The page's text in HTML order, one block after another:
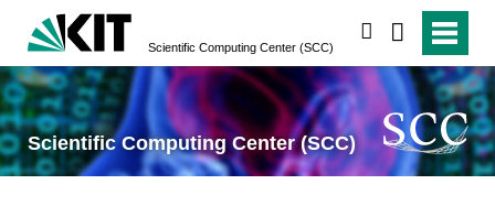
Scientific Computing Center (SCC)
Scientific Computing Center (SCC)